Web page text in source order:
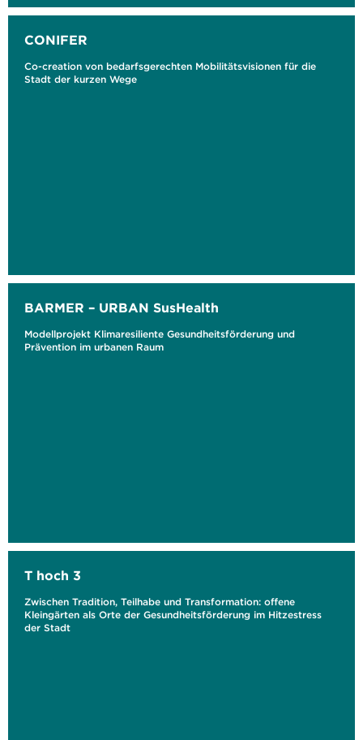
CONIFER
Co-creation von bedarfsgerechten Mobilitätsvisionen für die
Stadt der kurzen Wege
BARMER – URBAN SusHealth
Modellprojekt Klimaresiliente Gesundheitsförderung und
Prävention im urbanen Raum
T hoch 3
Zwischen Tradition, Teilhabe und Transformation: offene
Kleingärten als Orte der Gesundheitsförderung im Hitzestress
der Stadt